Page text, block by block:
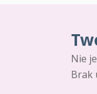
Nie
Brak